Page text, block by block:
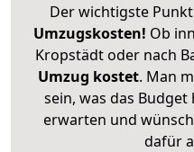
Der wichtigste
Umzugskosten! Ob
Kropstädt oder nach
Umzug kostet. Man
sein, was das
erwarten und
dafür